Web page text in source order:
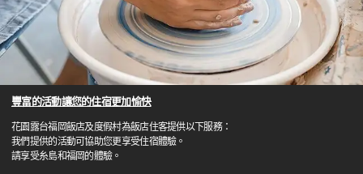
豐富的活動讓您的住宿更加愉快
花園露台福岡飯店及度假村為飯店住客提供以下服務：
我們提供的活動可協助您更享受住宿體驗。
請享受糸島和福岡的體驗。